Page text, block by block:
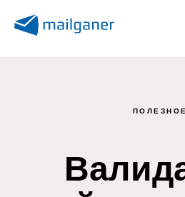
ПОЛЕЗНОЕ